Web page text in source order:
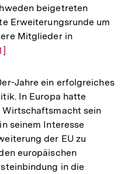
beigetreten
Erweiterungsrunde um
Mitglieder in
Jahre ein erfolgreiches
In Europa hatte
sein
seinem Interesse
der EU zu
europäischen
in die